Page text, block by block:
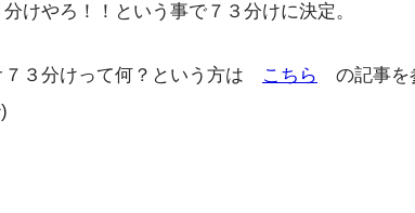
けやろ！！という事で７３分けに決定。
７３分けって何？という方は こちら
の記事を